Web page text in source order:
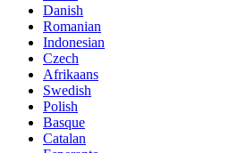
Danish
Romanian
Indonesian
Czech
Afrikaans
Swedish
Polish
Basque
Catalan